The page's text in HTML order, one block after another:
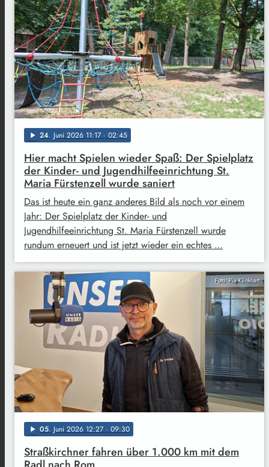
play_arrow 24. Juni 2026 11:17 · 02:45
Hier macht Spielen wieder Spaß: Der Spielplatz
der Kinder- und Jugendhilfeeinrichtung St.
Maria Fürstenzell wurde saniert
Das ist heute ein ganz anderes Bild als noch vor einem
Jahr: Der Spielplatz der Kinder- und
Jugendhilfeeinrichtung St. Maria Fürstenzell wurde
rundum erneuert und ist jetzt wieder ein echtes …
Foto: Pia Klinkhart
play_arrow 05. Juni 2026 12:27 · 09:30
Straßkirchner fahren über 1.000 km mit dem